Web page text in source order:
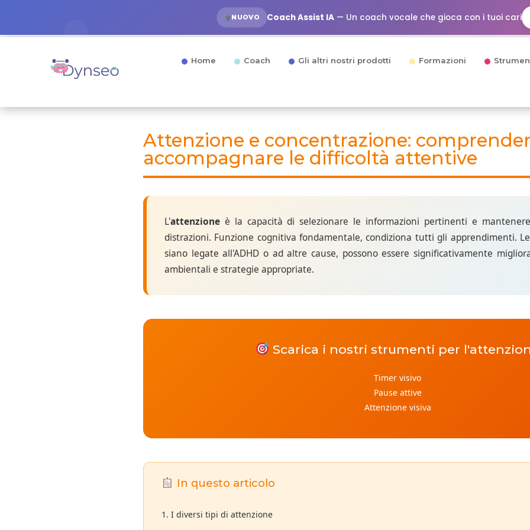
NUOVO Coach Assist IA — Un coach vocale che gioca con i tuoi cari
Home Coach Gli altri nostri prodotti Formazioni
Attenzione e concentrazione:
accompagnare le difficoltà attentive
L'attenzione è la capacità di selezionare le informazioni pertinenti e
distrazioni. Funzione cognitiva fondamentale, condiziona tutti gli apprendimenti.
siano legate all'ADHD o ad altre cause, possono essere significativamente
ambientali e strategie appropriate.
Scarica i nostri strumenti per
Timer visivo
Pause attive
Attenzione visiva
In questo articolo
1. I diversi tipi di attenzione